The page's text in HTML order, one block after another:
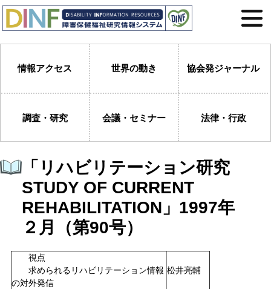
情報アクセス 世界の動き 協会発ジャーナル
調査・研究 会議・セミナー 法律・行政
「リハビリテーション研究
STUDY OF CURRENT
REHABILITATION」1997年
２月（第90号）
視点
求められるリハビリテーション情報
の対外発信
松井亮輔